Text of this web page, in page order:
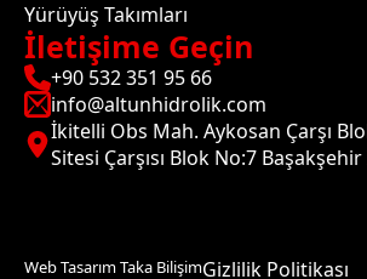
Yürüyüş Takımları
İletişime Geçin
+90 532 351 95 66
info@altunhidrolik.com
İkitelli Obs Mah. Aykosan Çarşı
Sitesi Çarşısı Blok No:7
Web Tasarım Taka BilişimGizlilik Politikası